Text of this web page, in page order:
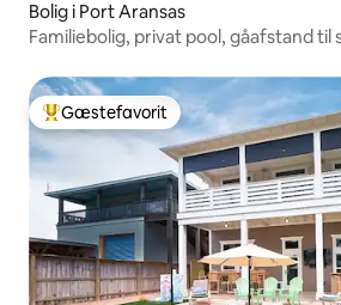
Bolig i Port Aransas
Familiebolig, privat pool, gåafstand til
Bedste gæstefavorit
Gæstefavorit